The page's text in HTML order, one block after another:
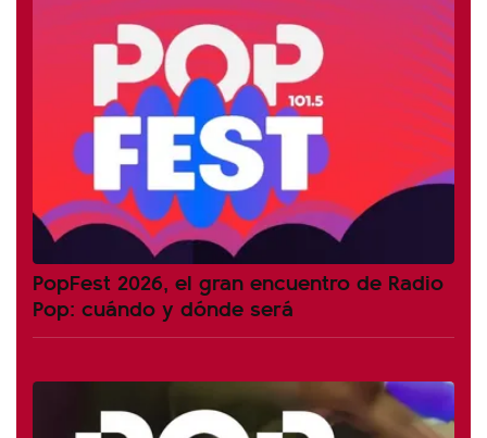
PopFest 2026, el gran encuentro de Radio
Pop: cuándo y dónde será